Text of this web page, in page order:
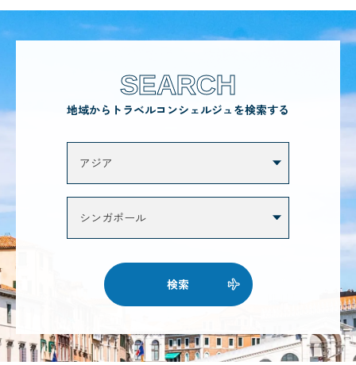
SEARCH
地域からトラベルコンシェルジュを検索する
検索